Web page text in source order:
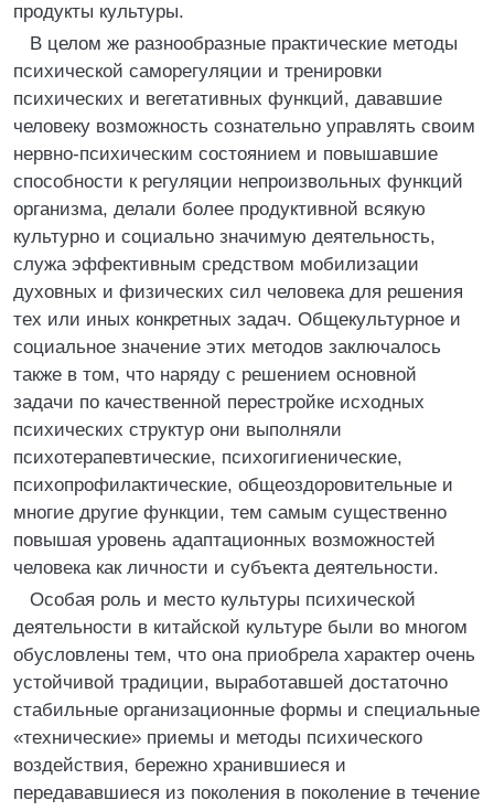
продукты культуры.
В целом же разнообразные практические методы
психической саморегуляции и тренировки
психических и вегетативных функций, дававшие
человеку возможность сознательно управлять своим
нервно-психическим состоянием и повышавшие
способности к регуляции непроизвольных функций
организма, делали более продуктивной всякую
культурно и социально значимую деятельность,
служа эффективным средством мобилизации
духовных и физических сил человека для решения
тех или иных конкретных задач. Общекультурное и
социальное значение этих методов заключалось
также в том, что наряду с решением основной
задачи по качественной перестройке исходных
психических структур они выполняли
психотерапевтические, психогигиенические,
психопрофилактические, общеоздоровительные и
многие другие функции, тем самым существенно
повышая уровень адаптационных возможностей
человека как личности и субъекта деятельности.
Особая роль и место культуры психической
деятельности в китайской культуре были во многом
обусловлены тем, что она приобрела характер очень
устойчивой традиции, выработавшей достаточно
стабильные организационные формы и специальные
«технические» приемы и методы психического
воздействия, бережно хранившиеся и
передававшиеся из поколения в поколение в течение